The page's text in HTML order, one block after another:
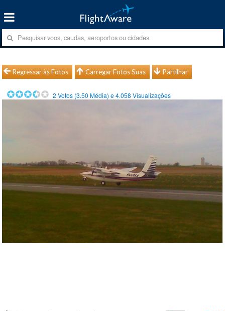
Regressar às Fotos Carregar Fotos Suas Partilhar
2 Votos (3.50 Média) e4.058 Visualizações